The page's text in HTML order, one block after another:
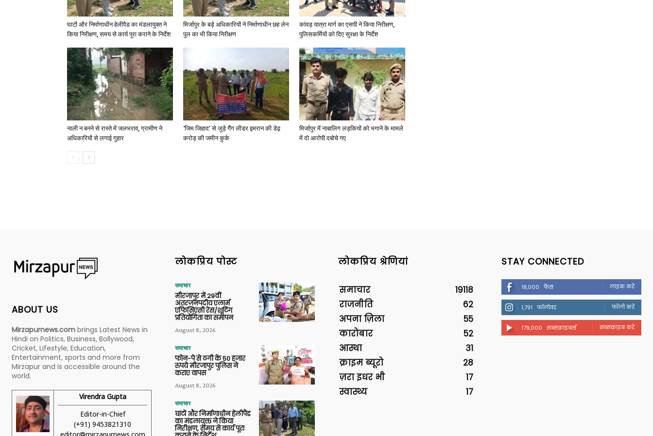
घाटों और निर्माणाधीन हेलीपैड का मंडलायुक्त ने
किया निरीक्षण, समय से कार्य पूरा कराने के निर्देश
मिर्जापुर के बड़े अधिकारियों ने निर्माणाधीन छह लेन
पुल का भी किया निरीक्षण
कांवड़ यात्रा मार्ग का एसपी ने किया निरीक्षण,
पुलिसकर्मियों को दिए सुरक्षा के निर्देश
नाली न बनने से रास्ते में जलभराव, ग्रामीण ने
अधिकारियों से लगाई गुहार
‘जिम जिहाद’ से जुड़े गैंग लीडर इमरान की डेढ़
करोड़ की जमीन कुर्क
मिर्जापुर में नाबालिग लड़कियों को भगाने के मामले
में दो आरोपी दबोचे गए
ABOUT US
Mirzapurnews.com brings Latest News in
Hindi on Politics, Business, Bollywood,
Cricket, Lifestyle, Education,
Entertainment, sports and more from
Mirzapur and is accessible around the
world.
Virendra Gupta
Editor-in-Chief
(+91) 9453821310
editor@mirzapurnews.com
लोकप्रिय पोस्ट
समाचार
मीरजापुर में 29वीं
अंतरजनपदीय एलार्म
एफिसिएंसी रेस/शूटिंग
प्रतियोगिता का समापन
August 8, 2026
समाचार
फोन-पे से ठगी के 50 हजार
रुपये मीरजापुर पुलिस ने
कराए वापस
August 8, 2026
समाचार
घाटों और निर्माणाधीन हेलीपैड
का मंडलायुक्त ने किया
निरीक्षण, समय से कार्य पूरा
लोकप्रिय श्रेणियां
समाचार
19118
राजनीति
62
अपना ज़िला
55
कारोबार
52
आस्था
31
क्राइम ब्यूरो
28
ज़रा इधर भी
17
स्वास्थ्य
17
STAY CONNECTED
18,000 फैंस लाइक करें
1,791 फॉलोवर फॉलो करें
179,000 सब्सक्राइबर्स सब्सक्राइब करें